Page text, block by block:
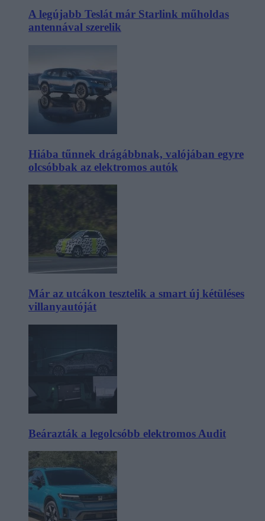
A legújabb Teslát már Starlink műholdas
antennával szerelik
Hiába tűnnek drágábbnak, valójában egyre
olcsóbbak az elektromos autók
Már az utcákon tesztelik a smart új kétüléses
villanyautóját
Beárazták a legolcsóbb elektromos Audit